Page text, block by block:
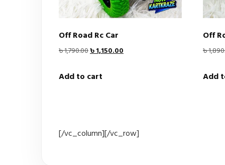
Off Road Rc Car
৳1,790.00Original
was:
৳1,150.00
Add to cart
Off
৳
Add
[/vc_column][/vc_row]